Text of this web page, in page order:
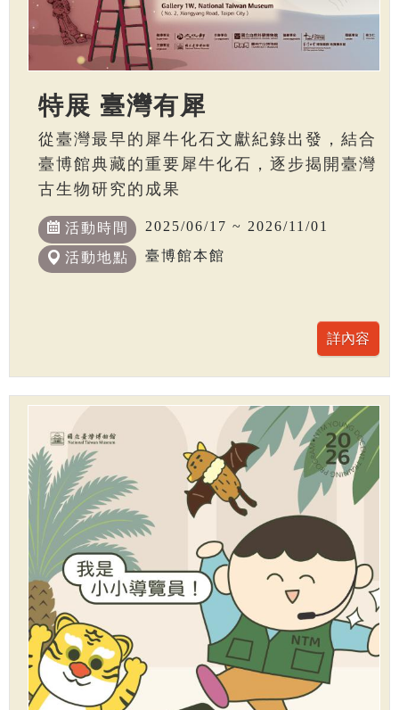
特展 臺灣有犀
從臺灣最早的犀牛化石文獻紀錄出發，結合
臺博館典藏的重要犀牛化石，逐步揭開臺灣
古生物研究的成果
活動時間 2025/06/17 ~ 2026/11/01
活動地點 臺博館本館